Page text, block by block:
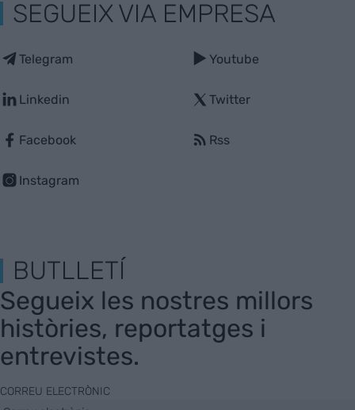
SEGUEIX VIA EMPRESA
Telegram
Linkedin
Facebook
Instagram
Youtube
Twitter
Rss
BUTLLETÍ
Segueix les nostres millors
històries, reportatges i
entrevistes.
CORREU ELECTRÒNIC